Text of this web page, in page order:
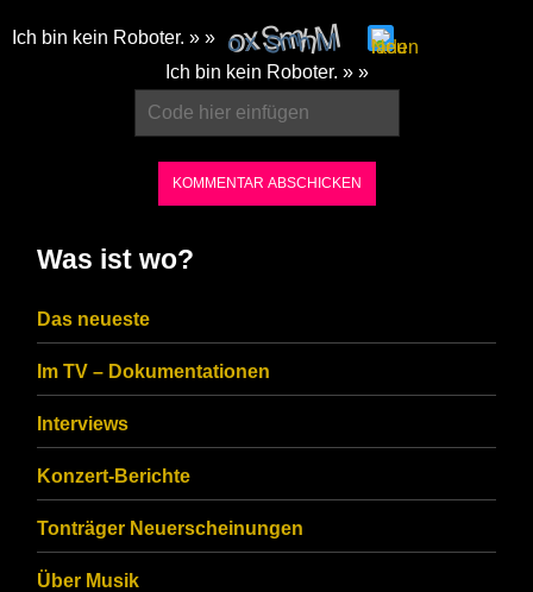
Ich bin kein Roboter. » »
CAPTCHA
ensure
that
you
are
human.
Ich bin kein Roboter. » »
Was ist wo?
Das neueste
Im TV – Dokumentationen
Interviews
Konzert-Berichte
Tonträger Neuerscheinungen
Über Musik